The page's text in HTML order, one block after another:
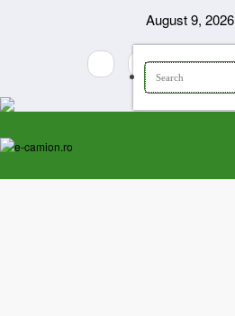
August 9, 2026